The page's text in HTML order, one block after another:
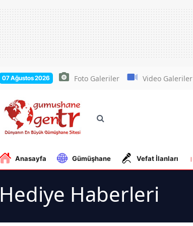
07 Ağustos 2026 Foto Galeriler Video Galeriler
Anasayfa Gümüşhane Vefat İlanları
Hediye Haberleri